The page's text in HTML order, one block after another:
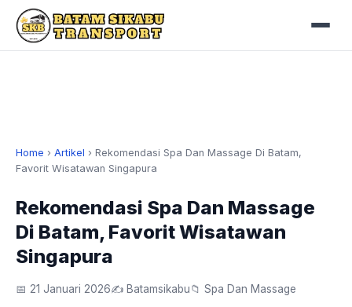
Home › Artikel › Rekomendasi Spa Dan Massage Di Batam,
Favorit Wisatawan Singapura
Rekomendasi Spa Dan Massage
Di Batam, Favorit Wisatawan
Singapura
📅 21 Januari 2026✍️ Batamsikabu📁 Spa Dan Massage